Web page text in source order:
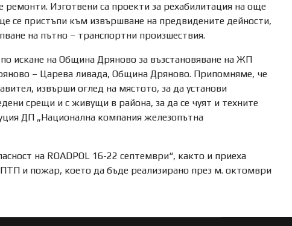
Изготвени са проекти за рехабилитация на още
се пристъпи към извършване на предвидените дейности,
на пътно – транспортни произшествия.
искане на Община Дряново за възстановяване на ЖП
– Царева ливада, Община Дряново. Припомняме, че
извърши оглед на мястото, за да установи
срещи и с живущи в района, за да се чуят и техните
ДП „Национална компания железопътна
на ROADPOL 16-22 септември“, както и приеха
и пожар, което да бъде реализирано през м. октомври